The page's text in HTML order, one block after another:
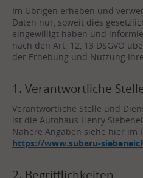
Im Übrigen erheben und
Daten nur, soweit dies
eingewilligt haben und
nach den Art. 12, 13 DSGVO
der Erhebung und Nutzung
1. Verantwortliche
Verantwortliche Stelle und
ist die Autohaus Henry
Nähere Angaben siehe hier im
https://www.subaru-